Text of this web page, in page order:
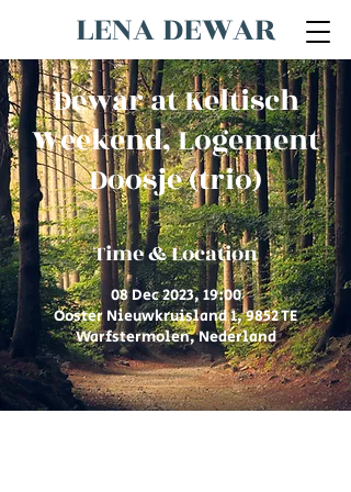
LENA DEWAR
Dewar at Keltisch
Weekend, Logement
Doosje (trio)
Time & Location
08 Dec 2023, 19:00
Ooster Nieuwkruisland 1, 9852 TE
Warfstermolen, Nederland